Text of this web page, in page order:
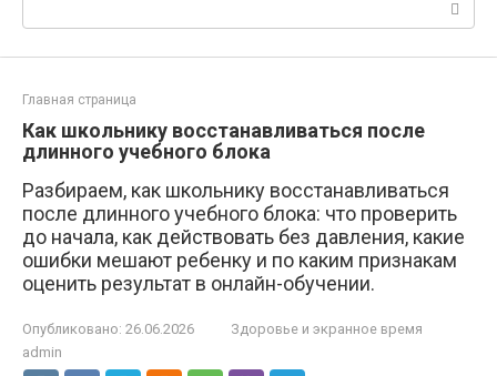
Главная страница
Как школьнику восстанавливаться после
длинного учебного блока
Разбираем, как школьнику восстанавливаться
после длинного учебного блока: что проверить
до начала, как действовать без давления, какие
ошибки мешают ребенку и по каким признакам
оценить результат в онлайн-обучении.
Опубликовано: 26.06.2026
Здоровье и экранное время
admin